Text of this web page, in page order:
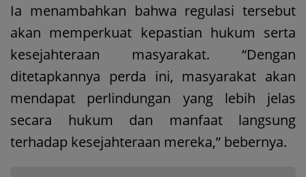
Ia menambahkan bahwa regulasi tersebut
akan memperkuat kepastian hukum serta
kesejahteraan masyarakat. “Dengan
ditetapkannya perda ini, masyarakat akan
mendapat perlindungan yang lebih jelas
secara hukum dan manfaat langsung
terhadap kesejahteraan mereka,” bebernya.